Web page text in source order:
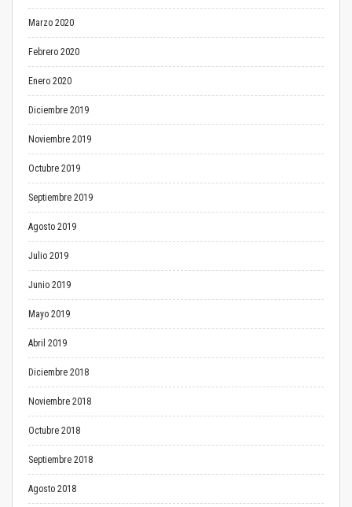
Marzo 2020
Febrero 2020
Enero 2020
Diciembre 2019
Noviembre 2019
Octubre 2019
Septiembre 2019
Agosto 2019
Julio 2019
Junio 2019
Mayo 2019
Abril 2019
Diciembre 2018
Noviembre 2018
Octubre 2018
Septiembre 2018
Agosto 2018